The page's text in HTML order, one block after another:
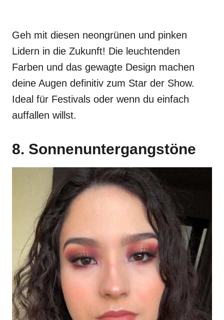
Geh mit diesen neongrünen und pinken
Lidern in die Zukunft! Die leuchtenden
Farben und das gewagte Design machen
deine Augen definitiv zum Star der Show.
Ideal für Festivals oder wenn du einfach
auffallen willst.
8. Sonnenuntergangstöne